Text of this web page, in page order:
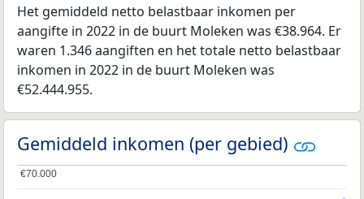
Het gemiddeld netto belastbaar inkomen per
aangifte in 2022 in de buurt Moleken was €38.964. Er
waren 1.346 aangiften en het totale netto belastbaar
inkomen in 2022 in de buurt Moleken was
€52.444.955.
Gemiddeld inkomen (per gebied)
€70.000
€70.000